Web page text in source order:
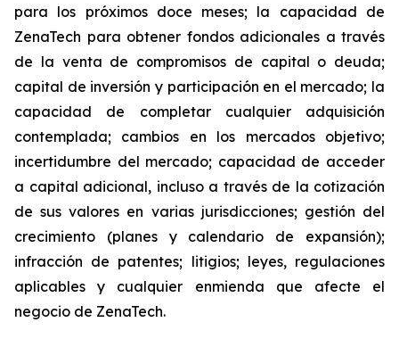
para los próximos doce meses; la capacidad de
ZenaTech para obtener fondos adicionales a través
de la venta de compromisos de capital o deuda;
capital de inversión y participación en el mercado; la
capacidad de completar cualquier adquisición
contemplada; cambios en los mercados objetivo;
incertidumbre del mercado; capacidad de acceder
a capital adicional, incluso a través de la cotización
de sus valores en varias jurisdicciones; gestión del
crecimiento (planes y calendario de expansión);
infracción de patentes; litigios; leyes, regulaciones
aplicables y cualquier enmienda que afecte el
negocio de ZenaTech.